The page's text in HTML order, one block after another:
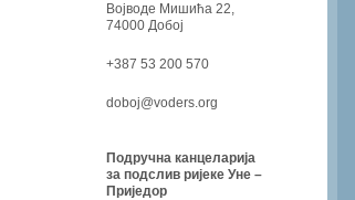
Војводе Мишића 22,
74000 Добој
+387 53 200 570
doboj@voders.org
Подручна канцеларија
за подслив ријеке Уне –
Приједор